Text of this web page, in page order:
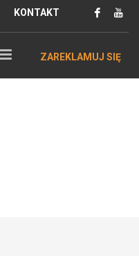
KONTAKT
ZAREKLAMUJ SIĘ